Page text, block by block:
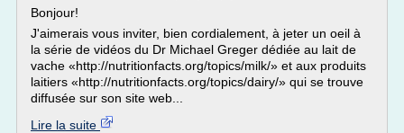
Bonjour!
J'aimerais vous inviter, bien cordialement, à jeter un oeil à
la série de vidéos du Dr Michael Greger dédiée au lait de
vache «http://nutritionfacts.org/topics/milk/» et aux produits
laitiers «http://nutritionfacts.org/topics/dairy/» qui se trouve
diffusée sur son site web...
Lire la suite